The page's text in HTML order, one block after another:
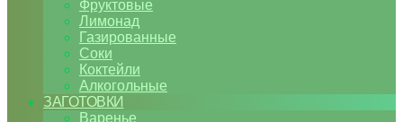
Фруктовые
Лимонад
Газированные
Соки
Коктейли
Алкогольные
ЗАГОТОВКИ
Варенье